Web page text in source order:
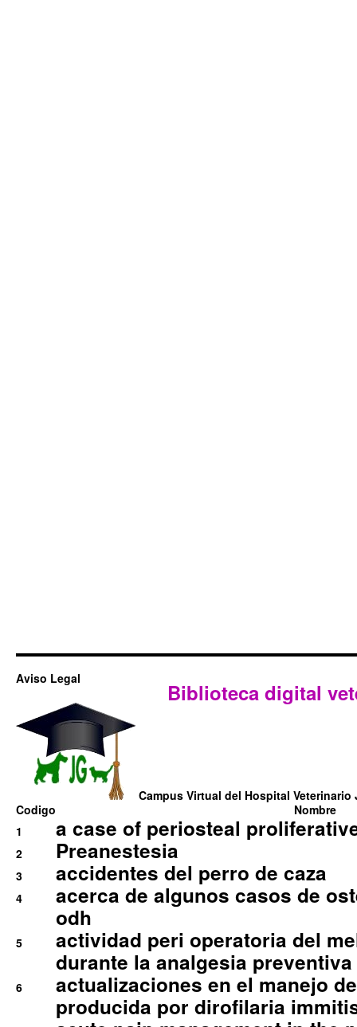
Aviso Legal
Biblioteca digital
Campus Virtual del Hospital Veterinario
Codigo
Nombre
1
a case of periosteal
2 Preanestesia
3 accidentes del perro de caza
4
acerca de algunos casos de
odh
5
actividad peri operatoria del
durante la analgesia
6
actualizaciones en el manejo
producida por dirofilaria